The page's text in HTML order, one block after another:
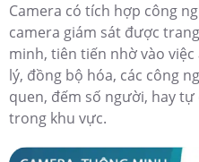
Camera có tích hợp công
camera giám sát được
minh, tiên tiến nhờ vào
lý, đồng bộ hóa, các công
quen, đếm số người, hay
trong khu vực.